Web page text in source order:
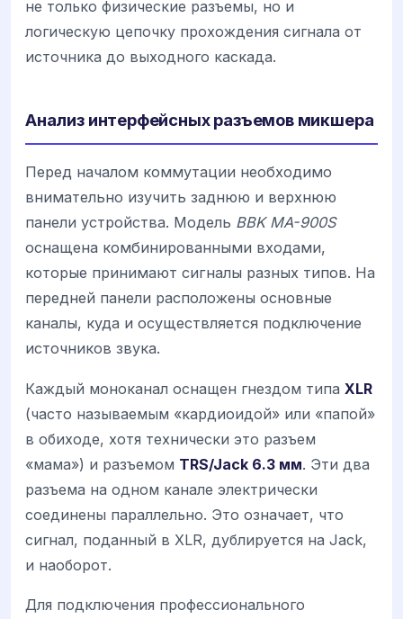
не только физические разъемы, но и
логическую цепочку прохождения сигнала от
источника до выходного каскада.
Анализ интерфейсных разъемов микшера
Перед началом коммутации необходимо
внимательно изучить заднюю и верхнюю
панели устройства. Модель BBK MA-900S
оснащена комбинированными входами,
которые принимают сигналы разных типов. На
передней панели расположены основные
каналы, куда и осуществляется подключение
источников звука.
Каждый моноканал оснащен гнездом типа XLR
(часто называемым «кардиоидой» или «папой»
в обиходе, хотя технически это разъем
«мама») и разъемом TRS/Jack 6.3 мм. Эти два
разъема на одном канале электрически
соединены параллельно. Это означает, что
сигнал, поданный в XLR, дублируется на Jack,
и наоборот.
Для подключения профессионального